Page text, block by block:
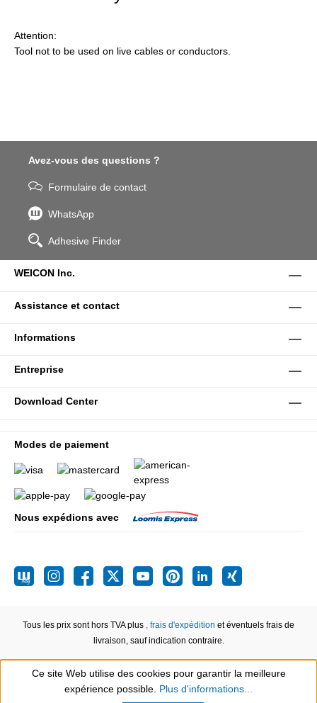
Attention:
Tool not to be used on live cables or conductors.
Avez-vous des questions ?
Formulaire de contact
WhatsApp
Adhesive Finder
WEICON Inc.
Assistance et contact
Informations
Entreprise
Download Center
Modes de paiement
Nous expédions avec
Tous les prix sont hors TVA plus , frais d'expédition et éventuels frais de
livraison, sauf indication contraire.
Ce site Web utilise des cookies pour garantir la meilleure
expérience possible. Plus d'informations...